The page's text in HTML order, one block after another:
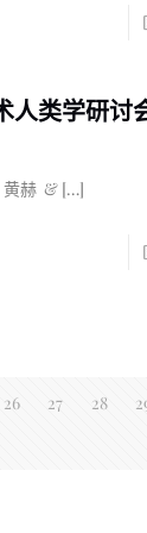
人类学研讨
黄赫 & […]
26 27 28